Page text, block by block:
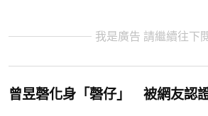
我是廣告 請繼續往下
曾昱磬化身「磬仔」 被網友認證